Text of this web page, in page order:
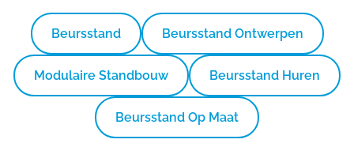
Beursstand Beursstand Ontwerpen
Modulaire Standbouw Beursstand Huren
Beursstand Op Maat